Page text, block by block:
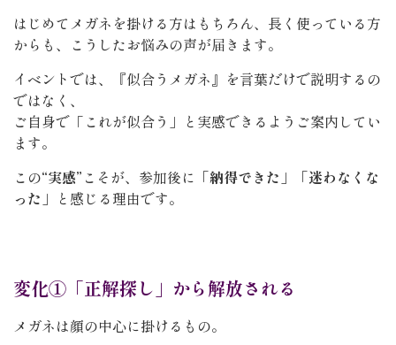
はじめてメガネを掛ける方はもちろん、長く使っている方
からも、こうしたお悩みの声が届きます。
イベントでは、『似合うメガネ』を言葉だけで説明するの
ではなく、
ご自身で「これが似合う」と実感できるようご案内してい
ます。
この“実感” こそが、参加後に 「納得できた」「迷わなくな
った」 と感じる理由です。
変化①「正解探し」から解放される
メガネは顔の中心に掛けるもの。